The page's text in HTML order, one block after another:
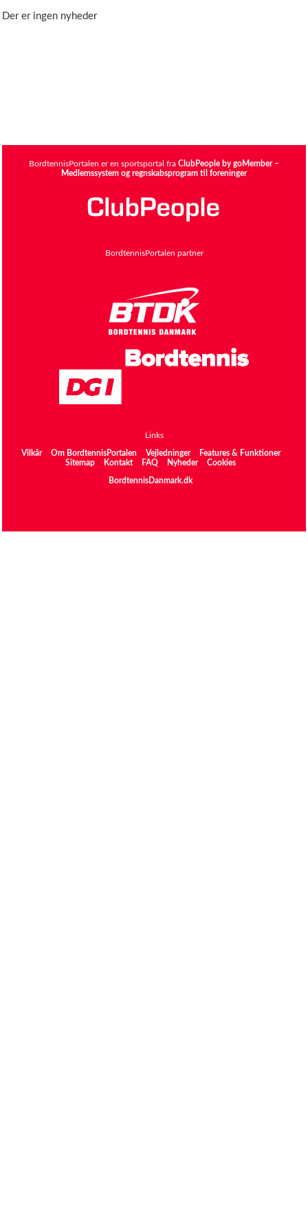
Der er ingen nyheder
BordtennisPortalen er en sportsportal fra ClubPeople by goMember –
Medlemssystem og regnskabsprogram til foreninger
BordtennisPortalen partner
Links
Vilkår Om BordtennisPortalen Vejledninger
Features & Funktioner
Sitemap
Kontakt FAQ Nyheder Cookies
BordtennisDanmark.dk